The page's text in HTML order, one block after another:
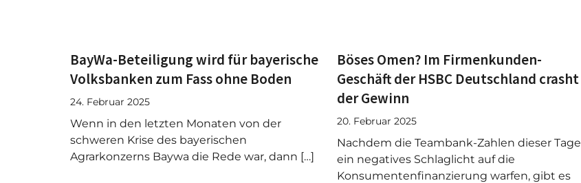
BayWa-Beteiligung wird für bayerische
Volksbanken zum Fass ohne Boden
24. Februar 2025
Wenn in den letzten Monaten von der
schweren Krise des bayerischen
Agrarkonzerns Baywa die Rede war, dann […]
Böses Omen? Im Firmenkunden-
Geschäft der HSBC Deutschland crasht
der Gewinn
20. Februar 2025
Nachdem die Teambank-Zahlen dieser Tage
ein negatives Schlaglicht auf die
Konsumentenfinanzierung warfen, gibt es